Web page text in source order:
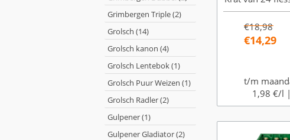
Grimbergen Triple (2)
Grolsch (14)
Grolsch kanon (4)
Grolsch Lentebok (1)
Grolsch Puur Weizen (1)
Grolsch Radler (2)
Gulpener (1)
Gulpener Gladiator (2)
€18,98
€14,29
t/m
1,98 €/l |